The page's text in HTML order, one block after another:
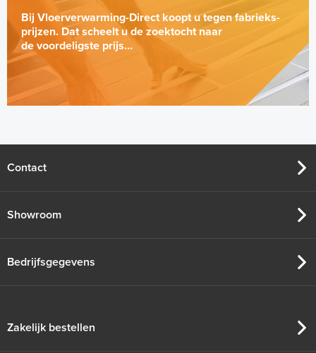
Bij Vloerverwarming-Direct koopt u tegen fabrieks-
prijzen. Dat scheelt u de zoektocht naar
de voordeligste prijs...
Contact
Showroom
Bedrijfsgegevens
Zakelijk bestellen